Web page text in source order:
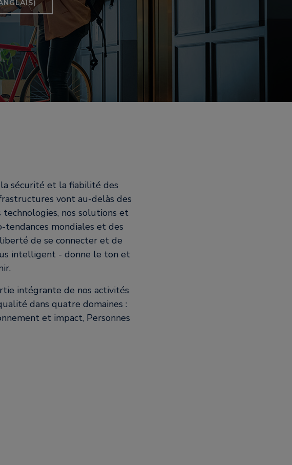
sécurité et la fiabilité des
vont au-delàs des
nos solutions et
mondiales et des
de se connecter et de
intelligent - donne le ton et
intégrante de nos activités
dans quatre domaines :
et impact, Personnes